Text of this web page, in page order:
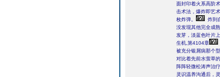
面封印着火系高阶
击术法，爆炸即艺
枚炸弹。
炸到
没发现其他完全成
发芽，淡蓝色叶片
生机,第4104章
被充分银屑病那个
对比着先前水萤草
阵阵轻微松涛声治
灵识温养沟通后，